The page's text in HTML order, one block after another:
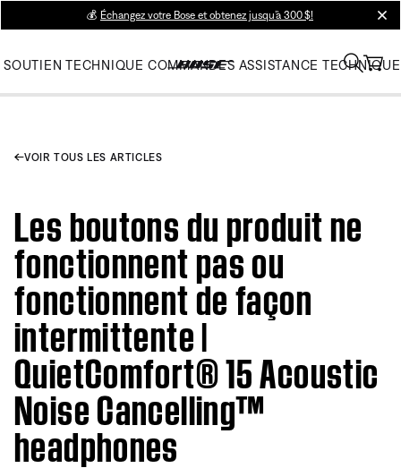
💰 Échangez votre Bose et obtenez jusqu’à 300 $!
SOUTIEN TECHNIQUE COMMANDES ASSISTANCE TECHNIQUE
VOIR TOUS LES ARTICLES
Les boutons du produit ne
fonctionnent pas ou
fonctionnent de façon
intermittente |
QuietComfort® 15 Acoustic
Noise Cancelling™
headphones